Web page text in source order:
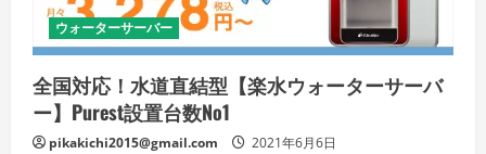
ウォーターサーバー
全国対応！水道直結型【楽水ウォーターサーバ
ー】Purest設置台数No1
pikakichi2015@gmail.com 2021年6月6日